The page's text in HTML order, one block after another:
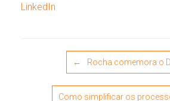
LinkedIn
← Rocha comemora o
Como simplificar os